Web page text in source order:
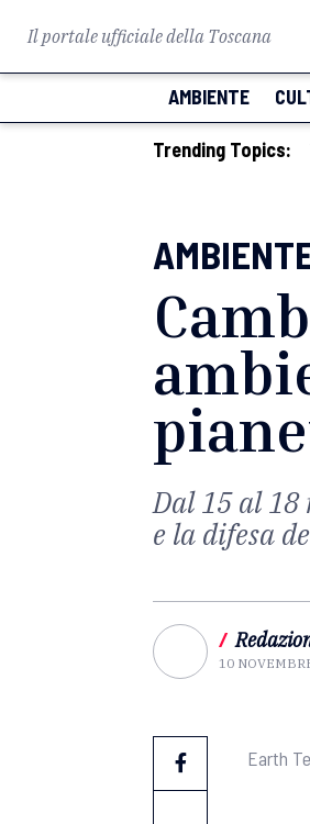
Il portale ufficiale della Toscana
AMBIENTE
Trending Topics:
Dal 15 al
e la difesa
/
10
Earth